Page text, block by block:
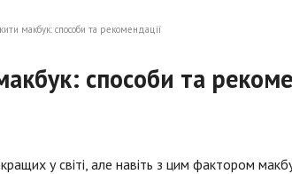
макбук: способи та рекомендації
способи та
у світі, але навіть з цим фактором